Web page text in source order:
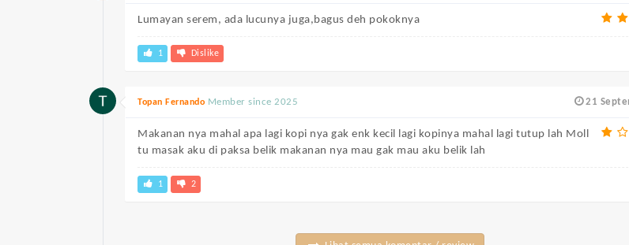
Lumayan serem, ada lucunya juga,bagus deh pokoknya
1 Dislike
21
Topan Fernando Member since 2025
Makanan nya mahal apa lagi kopi nya gak enk kecil lagi kopinya mahal lagi tutup lah Moll
tu masak aku di paksa belik makanan nya mau gak mau aku belik lah
1 2